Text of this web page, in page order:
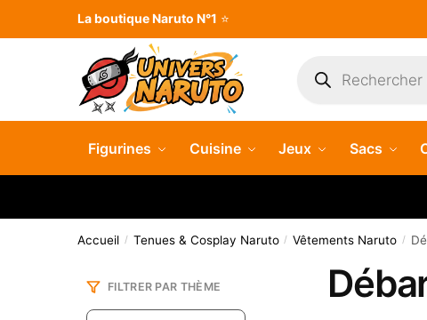
La boutique Naruto N°1 ⭐
produits
Figurines Cuisine Jeux Sacs
Accueil / Tenues & Cosplay Naruto / Vêtements Naruto /
FILTRER PAR THÈME